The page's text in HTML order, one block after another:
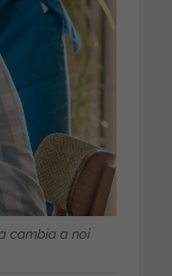
cambia a noi